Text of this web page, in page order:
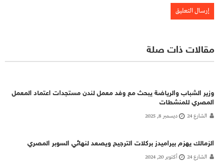
مقالات ذات صلة
وزير الشباب والرياضة يبحث مع وفد معمل لندن مستجدات اعتماد المعمل
المصري للمنشطات
الشارع 24 ديسمبر 8, 2025
الزمالك يهزم بيراميدز بركلات الترجيح ويصعد لنهائي السوبر المصري
الشارع 24 أكتوبر 20, 2024